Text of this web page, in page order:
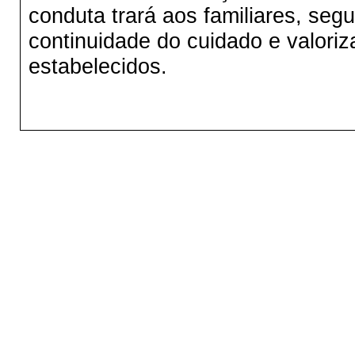
conduta trará aos familiares,
continuidade do cuidado e
estabelecidos.